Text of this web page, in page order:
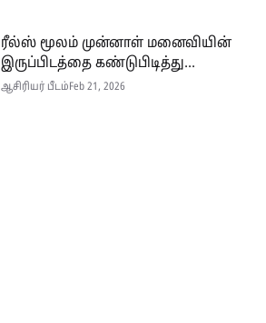
ரீல்ஸ் மூலம் முன்னாள் மனைவியின்
இருப்பிடத்தை கண்டுபிடித்து...
ஆசிரியர் பீடம்Feb 21, 2026